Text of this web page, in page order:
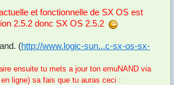
et fonctionnelle de SX OS est
2.5.2 donc SX OS 2.5.2
(http://www.logic-sun...c-sx-os-sx-
ensuite tu mets a jour ton emuNAND via
ligne) sa fais que tu auras ceci :